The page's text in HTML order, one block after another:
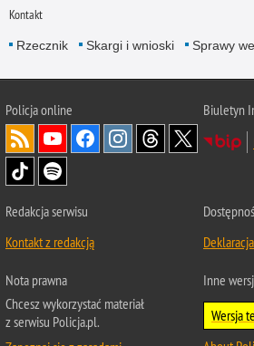
Kontakt
Rzecznik Skargi i wnioski Sprawy
Policjaonline
Biuletyn
Redakcja serwisu
Kontakt z redakcją
Nota prawna
Chcesz wykorzystać materiał
z serwisu Policja.pl.
Inne
Wersja